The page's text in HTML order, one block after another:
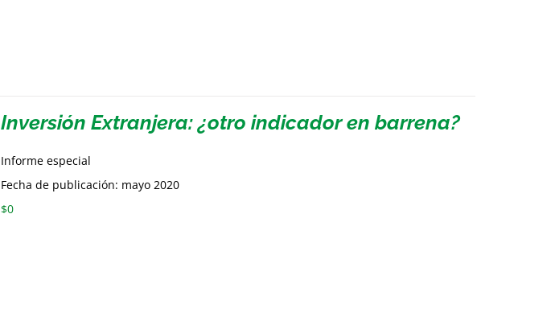
Inversión Extranjera: ¿otro indicador en barrena?
Informe especial
Fecha de publicación: mayo 2020
$0